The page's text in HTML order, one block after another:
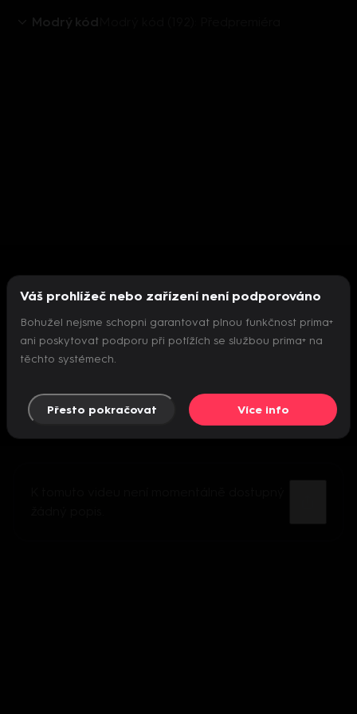
Modrý kód
Nepodařilo se inicializovat přehrávač
Váš prohlížeč nebo zařízení není podporováno
Bohužel nejsme schopni garantovat plnou funkčnost prima+
ani poskytovat podporu při potížích se službou prima+ na
těchto systémech.
Přesto pokračovat Více info